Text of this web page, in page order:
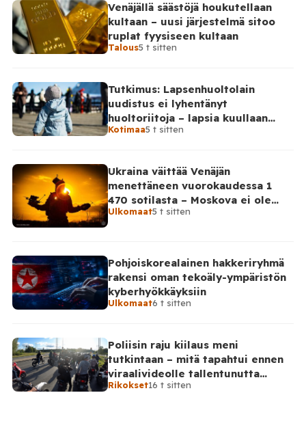
Venäjällä säästöjä houkutellaan
kultaan – uusi järjestelmä sitoo
ruplat fyysiseen kultaan
Talous5 t sitten
Tutkimus: Lapsenhuoltolain
uudistus ei lyhentänyt
huoltoriitoja – lapsia kuullaan
edelleen harvoin
Kotimaa5 t sitten
Ukraina väittää Venäjän
menettäneen vuorokaudessa 1
470 sotilasta – Moskova ei ole
vahvistanut lukuja
Ulkomaat5 t sitten
Pohjoiskorealainen hakkeriryhmä
rakensi oman tekoäly-ympäristön
kyberhyökkäyksiin
Ulkomaat6 t sitten
Poliisin raju kiilaus meni
tutkintaan – mitä tapahtui ennen
viraalivideolle tallentunutta
hetkeä?
Rikokset16 t sitten